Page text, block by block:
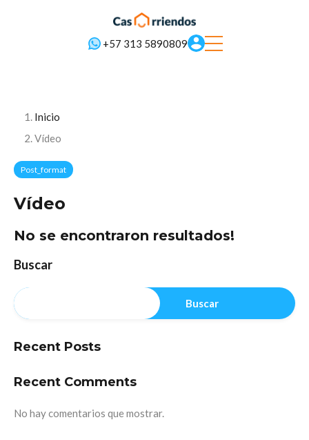
+57 313 5890809
Inicio
Vídeo
Post_format
Vídeo
No se encontraron resultados!
Buscar
Buscar
Recent Posts
Recent Comments
No hay comentarios que mostrar.